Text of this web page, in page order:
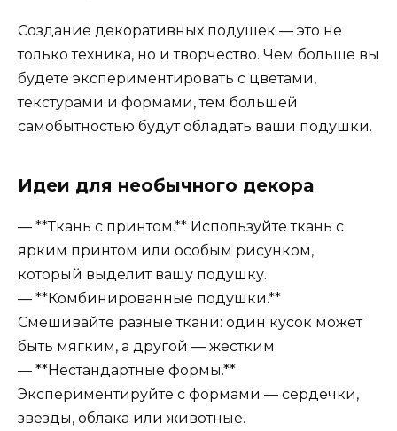
Создание декоративных подушек — это не
только техника, но и творчество. Чем больше вы
будете экспериментировать с цветами,
текстурами и формами, тем большей
самобытностью будут обладать ваши подушки.
Идеи для необычного декора
— **Ткань с принтом.** Используйте ткань с
ярким принтом или особым рисунком,
который выделит вашу подушку.
— **Комбинированные подушки.**
Смешивайте разные ткани: один кусок может
быть мягким, а другой — жестким.
— **Нестандартные формы.**
Экспериментируйте с формами — сердечки,
звезды, облака или животные.